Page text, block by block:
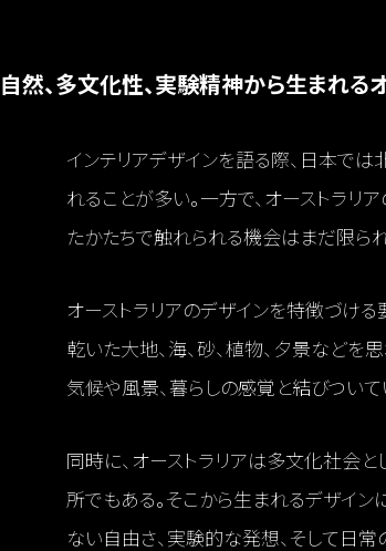
自然、多文化性、実験精神から生まれる
インテリアデザインを語る際、日本では
れることが多い。一方で、オーストラリ
たかたちで触れられる機会はまだ限られ
オーストラリアのデザインを特徴づけ
乾いた大地、海、砂、植物、夕景などを
気候や風景、暮らしの感覚と結びついて
同時に、オーストラリアは多文化社会
所でもある。そこから生まれるデザイ
ない自由さ、実験的な発想、そして日